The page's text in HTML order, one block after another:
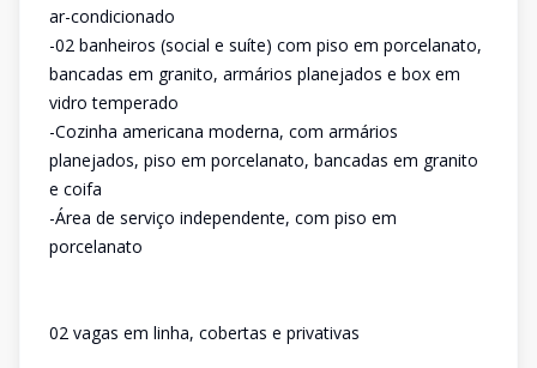
ar-condicionado
-02 banheiros (social e suíte) com piso em porcelanato,
bancadas em granito, armários planejados e box em
vidro temperado
-Cozinha americana moderna, com armários
planejados, piso em porcelanato, bancadas em granito
e coifa
-Área de serviço independente, com piso em
porcelanato
02 vagas em linha, cobertas e privativas